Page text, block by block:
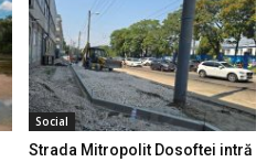
Social
Strada Mitropolit Dosoftei intră